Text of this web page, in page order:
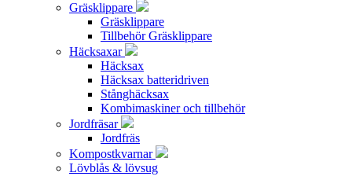
Gräsklippare
Gräsklippare
Tillbehör Gräsklippare
Häcksaxar
Häcksax
Häcksax batteridriven
Stånghäcksax
Kombimaskiner och tillbehör
Jordfräsar
Jordfräs
Kompostkvarnar
Lövblås & lövsug